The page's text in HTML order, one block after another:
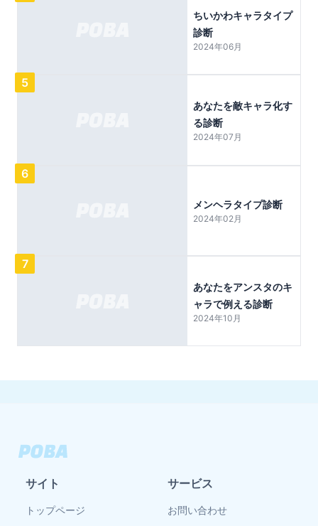
ちいかわキャラタイプ
診断
2024年06月
5
あなたを敵キャラ化す
る診断
2024年07月
6
メンヘラタイプ診断
2024年02月
7
あなたをアンスタのキ
ャラで例える診断
2024年10月
サイト
トップページ
サービス
お問い合わせ